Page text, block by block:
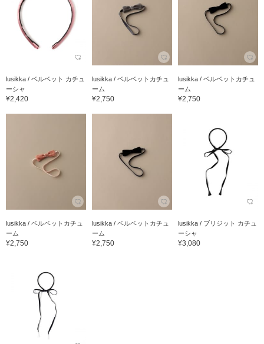
lusikka / ベルベット カチュ
ーシャ
¥2,420
lusikka / ベルベットカチュ
ーム
¥2,750
lusikka / ベルベットカチュ
ーム
¥2,750
lusikka / ベルベットカチュ
ーム
¥2,750
lusikka / ベルベットカチュ
ーム
¥2,750
lusikka / ブリジット カチュ
ーシャ
¥3,080